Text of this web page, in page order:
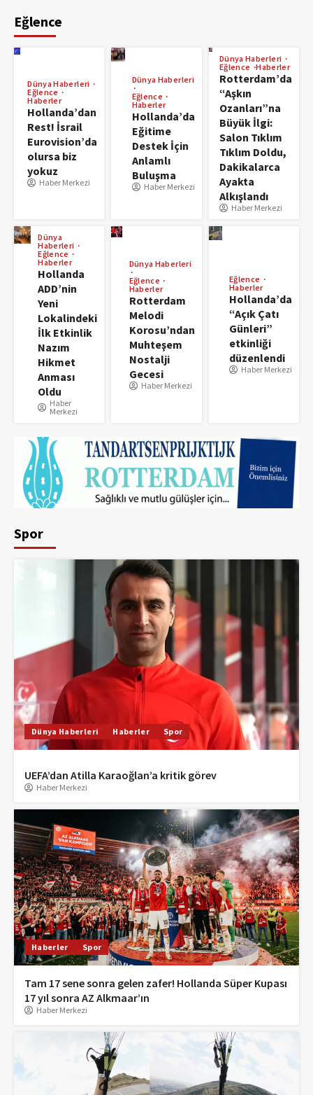
Eğlence
Dünya Haberleri
Eğlence
Haberler
Hollanda’dan
Rest! İsrail
Eurovision’da
olursa biz
yokuz
Haber Merkezi
Dünya Haberleri
Eğlence
Haberler
Hollanda’da
Eğitime
Destek İçin
Anlamlı
Buluşma
Haber Merkezi
Dünya Haberleri
Eğlence
Haberler
Rotterdam’da
“Aşkın
Ozanları”na
Büyük İlgi:
Salon Tıklım
Tıklım Doldu,
Dakikalarca
Ayakta
Alkışlandı
Haber Merkezi
Dünya
Haberleri
Eğlence
Haberler
Hollanda
ADD’nin
Yeni
Lokalindeki
İlk Etkinlik
Nazım
Hikmet
Anması
Oldu
Haber
Merkezi
Dünya Haberleri
Eğlence
Haberler
Rotterdam
Melodi
Korosu’ndan
Muhteşem
Nostalji
Gecesi
Haber Merkezi
Eğlence
Haberler
Hollanda’da
“Açık Çatı
Günleri”
etkinliği
düzenlendi
Haber Merkezi
Spor
Dünya Haberleri Haberler Spor
UEFA’dan Atilla Karaoğlan’a kritik görev
Haber Merkezi
Haberler Spor
Tam 17 sene sonra gelen zafer! Hollanda Süper Kupası
17 yıl sonra AZ Alkmaar’ın
Haber Merkezi